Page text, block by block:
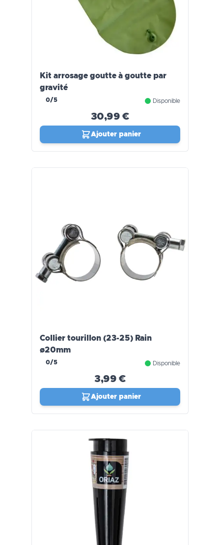
Kit arrosage goutte à goutte par
gravité
0/5 Disponible
30,99 €
Ajouter panier
Collier tourillon (23-25) Rain
ø20mm
0/5 Disponible
3,99 €
Ajouter panier